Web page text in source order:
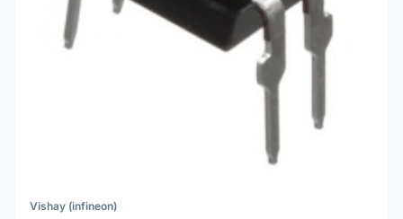
Vishay (infineon)